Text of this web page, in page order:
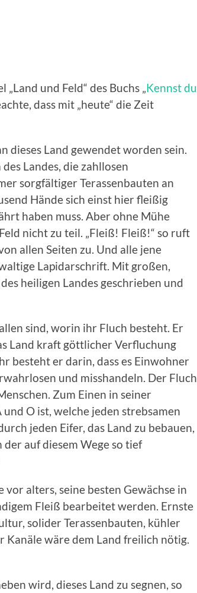
und Feld“ des Buchs „ Kennst du
dass mit „heute“ die Zeit
dieses Land gewendet worden sein.
Landes, die zahllosen
sorgfältiger Terassenbauten an
Hände sich einst hier fleißig
haben muss. Aber ohne Mühe
nicht zu teil. „Fleiß! Fleiß!“ so ruft
allen Seiten zu. Und alle jene
Lapidarschrift. Mit großen,
heiligen Landes geschrieben und
sind, worin ihr Fluch besteht. Er
Land kraft göttlicher Verfluchung
besteht er darin, dass es Einwohner
und misshandeln. Der Fluch
Zum Einen in seiner
O ist, welche jeden strebsamen
jeden Eifer, das Land zu bebauen,
auf diesem Wege so tief
alters, seine besten Gewächse in
Fleiß bearbeitet werden. Ernste
solider Terassenbauten, kühler
wäre dem Land freilich nötig.
wird, dieses Land zu segnen, so